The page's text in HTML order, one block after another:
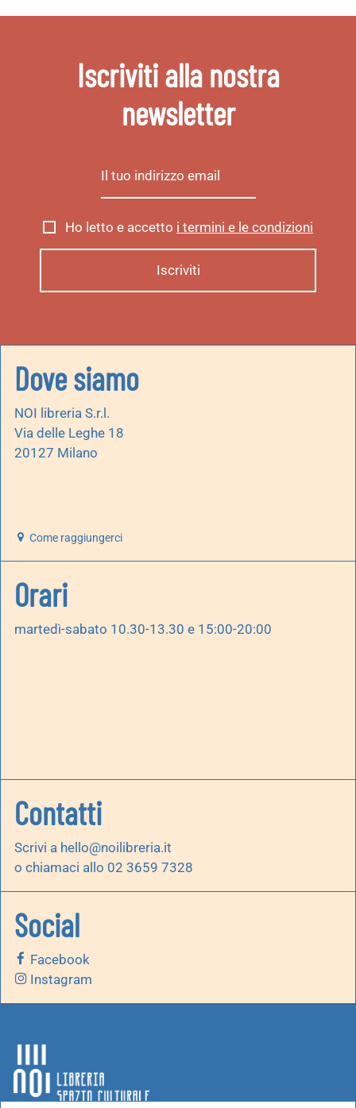
Iscriviti alla nostra
newsletter
Ho letto e accetto i termini e le condizioni
Dove siamo
NOI libreria S.r.l.
Via delle Leghe 18
20127 Milano
Come raggiungerci
Orari
martedì-sabato 10.30-13.30 e 15:00-20:00
Contatti
Scrivi a hello@noilibreria.it
o chiamaci allo 02 3659 7328
Social
Facebook
Instagram